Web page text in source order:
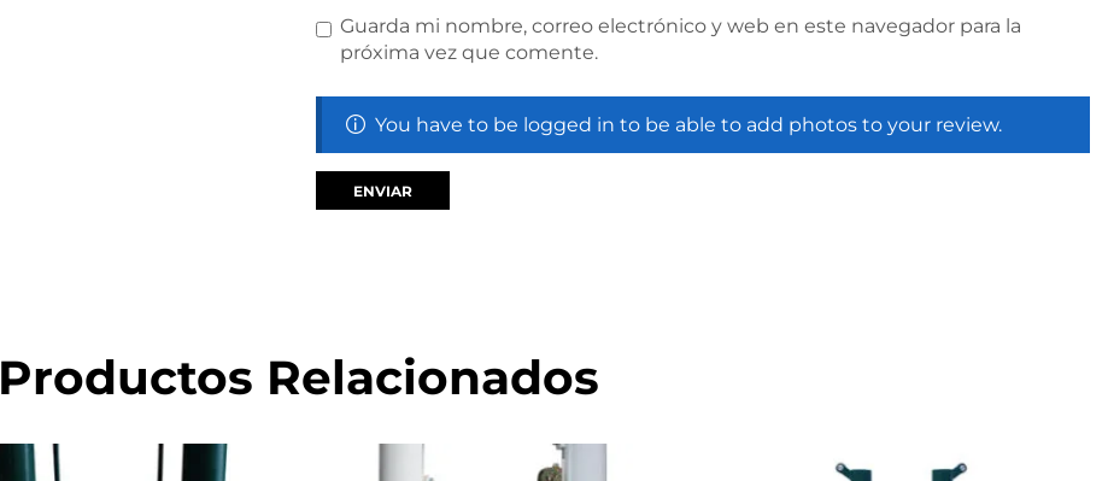
Guarda mi nombre, correo electrónico y web en este navegador para la
próxima vez que comente.
You have to be logged in to be able to add photos to your review.
Productos Relacionados